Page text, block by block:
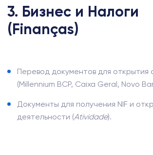
3. Бизнес и Налоги
(Finanças)
Перевод документов для открытия
(Millennium BCP, Caixa Geral, Novo
Документы для получения NIF и
деятельности (Atividade).